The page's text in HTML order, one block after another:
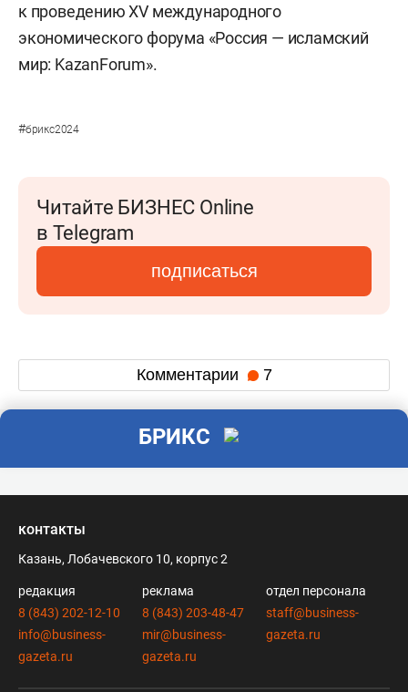
к проведению XV международного
экономического форума «Россия — исламский
мир: KazanForum».
#брикс2024
Читайте БИЗНЕС Online
в Telegram
подписаться
Комментарии 7
БРИКС
контакты
Казань, Лобачевского 10, корпус 2
редакция
8 (843) 202-12-10
info@business-
gazeta.ru
реклама
8 (843) 203-48-47
mir@business-
gazeta.ru
отдел персонала
staff@business-
gazeta.ru